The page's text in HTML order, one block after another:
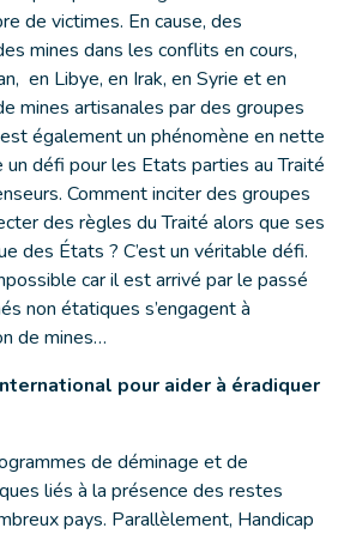
de victimes. En cause, des
mines dans les conflits en cours,
en Libye, en Irak, en Syrie et en
mines artisanales par des groupes
également un phénomène en nette
défi pour les Etats parties au Traité
Comment inciter des groupes
des règles du Traité alors que ses
des États ? C’est un véritable défi.
car il est arrivé par le passé
non étatiques s’engagent à
de mines…
pour aider à éradiquer
de déminage et de
liés à la présence des restes
pays. Parallèlement, Handicap